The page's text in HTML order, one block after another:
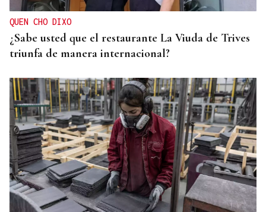
QUEN CHO DIXO
¿Sabe usted que el restaurante La Viuda de Trives
triunfa de manera internacional?